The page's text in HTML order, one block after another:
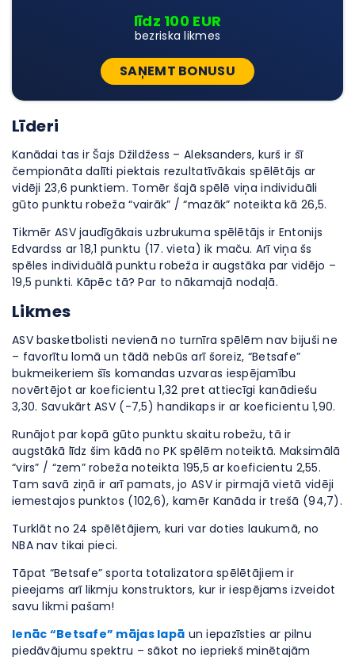
līdz 100 EUR
bezriska likmes
SAŅEMT BONUSU
Līderi
Kanādai tas ir Šajs Džildžess – Aleksanders, kurš ir šī
čempionāta dalīti piektais rezultatīvākais spēlētājs ar
vidēji 23,6 punktiem. Tomēr šajā spēlē viņa individuāli
gūto punktu robeža “vairāk” / “mazāk” noteikta kā 26,5.
Tikmēr ASV jaudīgākais uzbrukuma spēlētājs ir Entonijs
Edvardss ar 18,1 punktu (17. vieta) ik maču. Arī viņa šs
spēles individuālā punktu robeža ir augstāka par vidējo –
19,5 punkti. Kāpēc tā? Par to nākamajā nodaļā.
Likmes
ASV basketbolisti nevienā no turnīra spēlēm nav bijuši ne
– favorītu lomā un tādā nebūs arī šoreiz, “Betsafe”
bukmeikeriem šīs komandas uzvaras iespējamību
novērtējot ar koeficientu 1,32 pret attiecīgi kanādiešu
3,30. Savukārt ASV (-7,5) handikaps ir ar koeficientu 1,90.
Runājot par kopā gūto punktu skaitu robežu, tā ir
augstākā līdz šim kādā no PK spēlēm noteiktā. Maksimālā
“virs” / “zem” robeža noteikta 195,5 ar koeficientu 2,55.
Tam savā ziņā ir arī pamats, jo ASV ir pirmajā vietā vidēji
iemestajos punktos (102,6), kamēr Kanāda ir trešā (94,7).
Turklāt no 24 spēlētājiem, kuri var doties laukumā, no
NBA nav tikai pieci.
Tāpat “Betsafe” sporta totalizatora spēlētājiem ir
pieejams arī likmju konstruktors, kur ir iespējams izveidot
savu likmi pašam!
Ienāc “Betsafe” mājas lapā un iepazīsties ar pilnu
piedāvājumu spektru – sākot no iepriekš minētajām